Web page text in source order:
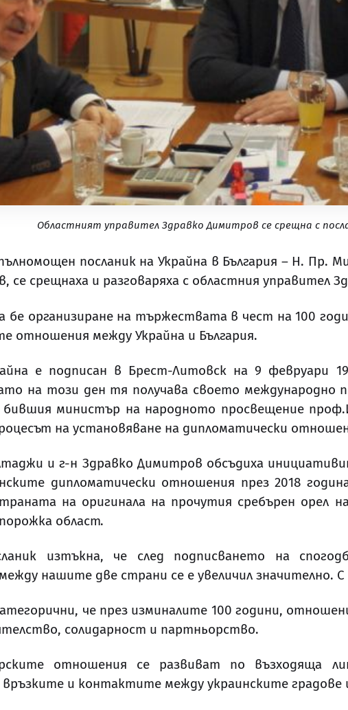
Областният управител Здравко Димитров се срещна с
посланик на Украйна в България – Н. Пр.
, се срещнаха и разговаряха с областния управител
бе организиране на тържествата в чест на 100
отношения между Украйна и България.
е подписан в Брест-Литовск на 9 февруари
на този ден тя получава своето международно
бившия министър на народното просвещение
на установяване на дипломатически
и г-н Здравко Димитров обсъдиха
дипломатически отношения през 2018
на оригинала на прочутия сребърен орел
област.
изтъкна, че след подписването на
нашите две страни се е увеличил значително.
че през изминалите 100 години,
солидарност и партньорство.
отношения се развиват по възходяща
и контактите между украинските градове